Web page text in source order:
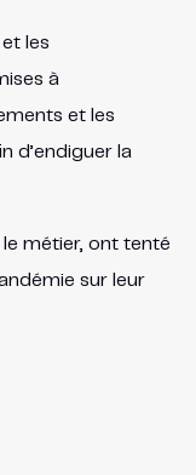
les
à
et les
d’endiguer la
le métier, ont tenté
sur leur